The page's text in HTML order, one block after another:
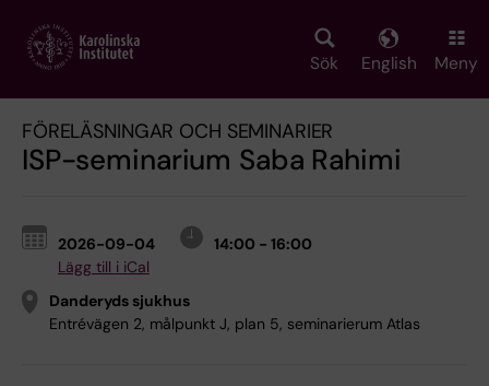
main
Sök English Meny
FÖRELÄSNINGAR OCH SEMINARIER
ISP-seminarium Saba Rahimi
2026-09-04
14:00 - 16:00
Lägg till i iCal
Danderyds sjukhus
Entrévägen 2, målpunkt J, plan 5, seminarierum Atlas